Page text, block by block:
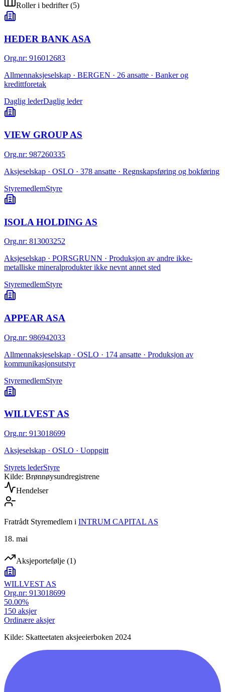
Roller i bedrifter(5)
HEDER BANK ASA
Org.nr: 916012683
Allmennaksjeselskap · BERGEN · 26 ansatte · Banker og
kredittforetak
Daglig lederDaglig leder
VIEW GROUP AS
Org.nr: 987260335
Aksjeselskap · OSLO · 378 ansatte · Regnskapsføring og bokføring
StyremedlemStyre
ISOLA HOLDING AS
Org.nr: 813003252
Aksjeselskap · PORSGRUNN · Produksjon av andre ikke-
metalliske mineralprodukter ikke nevnt annet sted
StyremedlemStyre
APPEAR ASA
Org.nr: 986942033
Allmennaksjeselskap · OSLO · 174 ansatte · Produksjon av
kommunikasjonsutstyr
StyremedlemStyre
WILLVEST AS
Org.nr: 913018699
Aksjeselskap · OSLO · Uoppgitt
Styrets lederStyre
Kilde: Brønnøysundregistrene
Hendelser
Fratrådt Styremedlem i INTRUM CAPITAL AS
18. mai
Aksjeportefølje (1)
WILLVEST AS
Org.nr: 913018699
50.00%
150 aksjer
Ordinære aksjer
Kilde: Skatteetaten aksjeeierboken 2024